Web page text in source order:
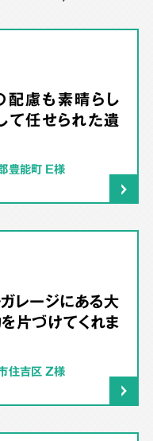
配慮も素晴らし
て任せられた遺
豊能町 E様
レージにある大
片づけてくれま
住吉区 Z様